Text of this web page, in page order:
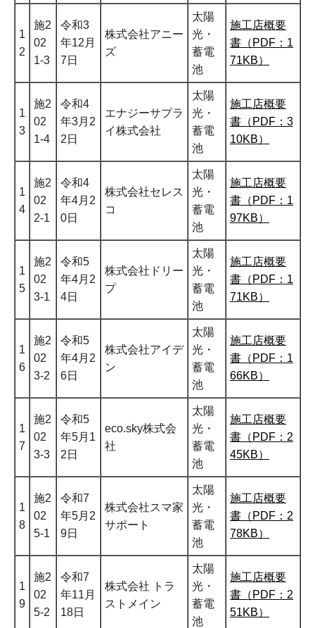
1
2
施2
02
1-3
令和3
年12月
7日
株式会社アニー
ズ
太陽
光・
蓄電
池
施工店概要
書（PDF：1
71KB）
1
3
施2
02
1-4
令和4
年3月2
2日
エナジーサプラ
イ株式会社
太陽
光・
蓄電
池
施工店概要
書（PDF：3
10KB）
1
4
施2
02
2-1
令和4
年4月2
0日
株式会社セレス
コ
太陽
光・
蓄電
池
施工店概要
書（PDF：1
97KB）
1
5
施2
02
3-1
令和5
年4月2
4日
株式会社ドリー
プ
太陽
光・
蓄電
池
施工店概要
書（PDF：1
71KB）
1
6
施2
02
3-2
令和5
年4月2
6日
株式会社アイデ
ン
太陽
光・
蓄電
池
施工店概要
書（PDF：1
66KB）
1
7
施2
02
3-3
令和5
年5月1
2日
eco.sky株式会
社
太陽
光・
蓄電
池
施工店概要
書（PDF：2
45KB）
1
8
施2
02
5-1
令和7
年5月2
9日
株式会社スマ家
サポート
太陽
光・
蓄電
池
施工店概要
書（PDF：2
78KB）
1
9
施2
02
5-2
令和7
年11月
18日
株式会社 トラ
ストメイン
太陽
光・
蓄電
池
施工店概要
書（PDF：2
51KB）